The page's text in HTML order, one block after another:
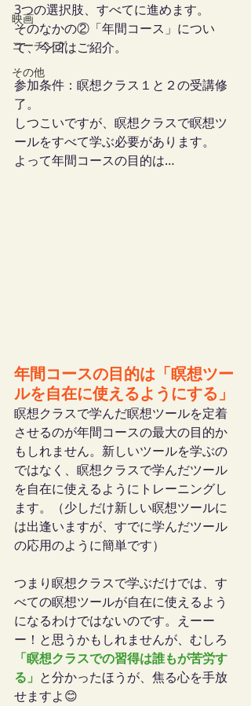
映画
コーチング
その他
3つの選択肢、すべてに進めます。
そのなかの②「年間コース」につい
て、今回はご紹介。
参加条件：瞑想クラス１と２の受講修
了。
しつこいですが、瞑想クラスで瞑想ツ
ールをすべて学ぶ必要があります。
よって年間コースの目的は…
年間コースの目的は「瞑想ツー
ルを自在に使えるようにする」
瞑想クラスで学んだ瞑想ツールを定着
させるのが年間コースの最大の目的か
もしれません。新しいツールを学ぶの
ではなく、瞑想クラスで学んだツール
を自在に使えるようにトレーニングし
ます。（少しだけ新しい瞑想ツールに
は出逢いますが、すでに学んだツール
の応用のように簡単です）
つまり瞑想クラスで学ぶだけでは、す
べての瞑想ツールが自在に使えるよう
になるわけではないのです。えーー
ー！と思うかもしれませんが、むしろ
「瞑想クラスでの習得は誰もが苦労す
る」 と分かったほうが、焦る心を手放
せますよ😊